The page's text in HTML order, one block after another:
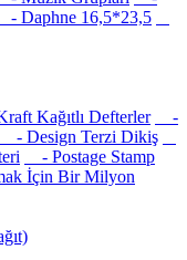
- Daphne 16,5*23,5
Kağıtlı Defterler
-
- Design Terzi Dikiş
- Postage Stamp
İçin Bir Milyon